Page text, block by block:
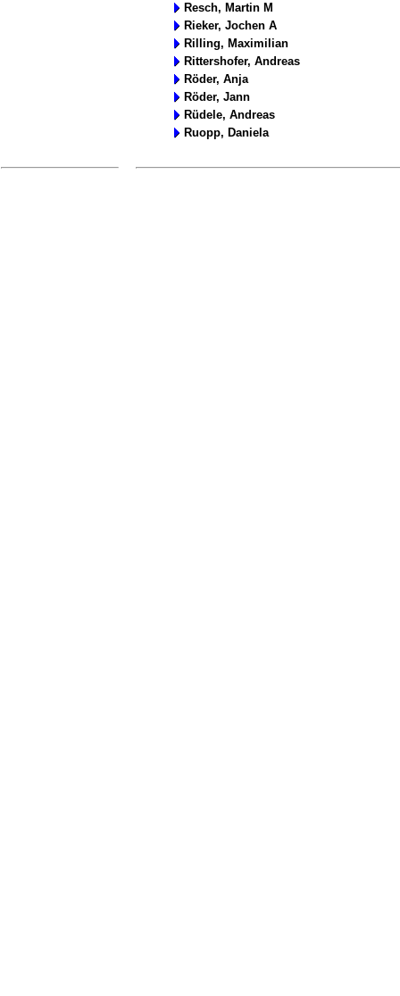
Resch, Martin M
Rieker, Jochen A
Rilling, Maximilian
Rittershofer, Andreas
Röder, Anja
Röder, Jann
Rüdele, Andreas
Ruopp, Daniela